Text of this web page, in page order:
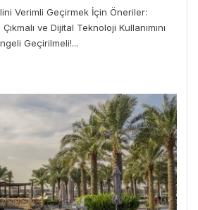
Verimli Geçirmek İçin Öneriler:
ve Dijital Teknoloji Kullanımını
Geçirilmeli!...